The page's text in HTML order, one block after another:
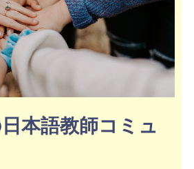
本語教師コミュ